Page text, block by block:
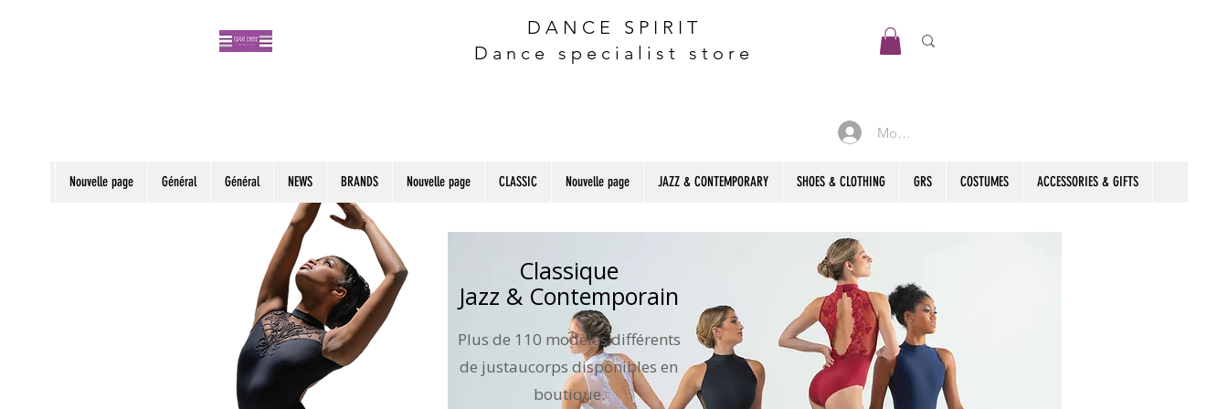
DANCE SPIRIT
Dance specialist store
Mon compte
Nouvelle page Général Général NEWS BRANDS Nouvelle page CLASSIC Nouvelle page JAZZ & CONTEMPORARY SHOES & CLOTHING GRS COSTUMES ACCESSORIES & GIFTS
Classique
Jazz & Contemporain
Plus de 110 modèles différents
de justaucorps disponibles en
boutique.